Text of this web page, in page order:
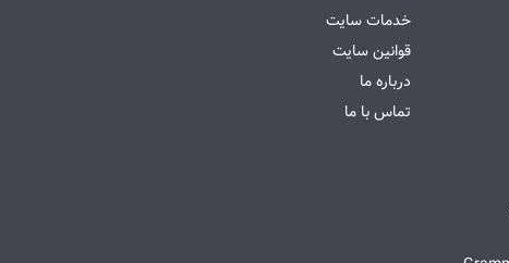
خدمات سایت
قوانین سایت
درباره ما
تماس با ما